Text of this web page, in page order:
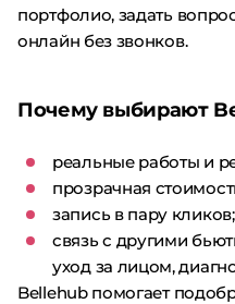
портфолио, задать
онлайн без звонков.
Почему выбирают
реальные работы и
прозрачная
запись в пару кликов;
связь с другими
уход за лицом,
Bellehub помогает